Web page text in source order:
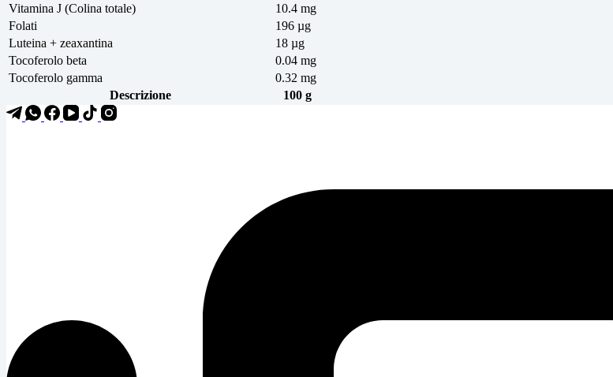
Vitamina J (Colina totale)
10.4 mg
Folati
196 µg
Luteina + zeaxantina
18 µg
Tocoferolo beta
0.04 mg
Tocoferolo gamma
0.32 mg
Descrizione
100 g